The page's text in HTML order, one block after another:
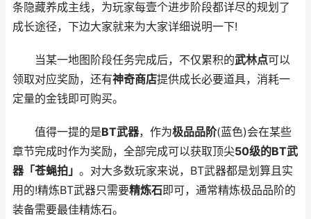
条隐藏养成主线，为玩家每壹个进步阶段都详尽的规划了
成长途径，下边大家就来为大家详细说明一下!
当某一地图阶段任务完成后，不仅累积的武林点可以
领取对应奖励，还有神奇商店提供成长必要道具，消耗一
定量的金钱即可购买。
值得一提的是BT武器，作为极品品阶(蓝色)会在某些
章节完成时作为奖励，全部完成可以获取顶尖50级的BT武
器「苍蝇拍」 。对大多数玩家来说，BT武器都是划算且实
用的!精炼BT武器只需要精炼石即可，通常精炼极品品阶的
装备需要最佳精炼石。